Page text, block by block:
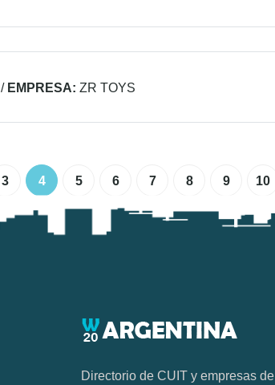
/ EMPRESA: ZR TOYS
3 4 5 6 7 8 9 10
Directorio de CUIT y empresas de